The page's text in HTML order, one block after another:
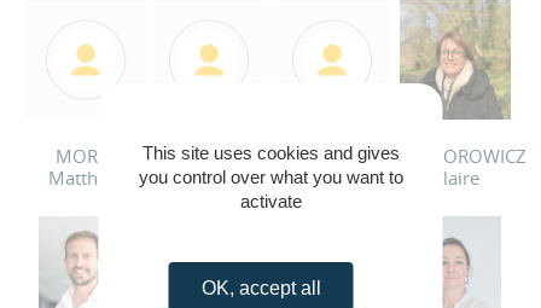
MOREL
Matthieu
LOURTREL
Olivier
ROLLAND
Delphine
WIGDOROWICZ
Claire
This site uses cookies and gives
you control over what you want to
activate
OK, accept all